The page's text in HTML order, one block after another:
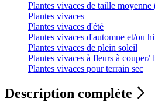
Plantes vivaces de taille moyenne
Plantes vivaces
Plantes vivaces d'été
Plantes vivaces d'automne et/ou
Plantes vivaces de plein soleil
Plantes vivaces à fleurs à couper/
Plantes vivaces pour terrain sec
Description compléte